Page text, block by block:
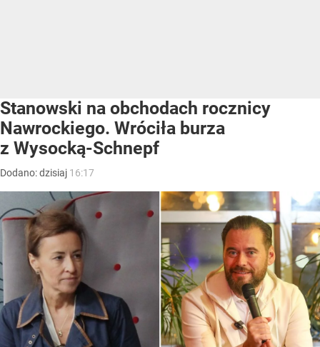
Stanowski na obchodach rocznicy
Nawrockiego. Wróciła burza
z Wysocką-Schnepf
Dodano:dzisiaj 16:17